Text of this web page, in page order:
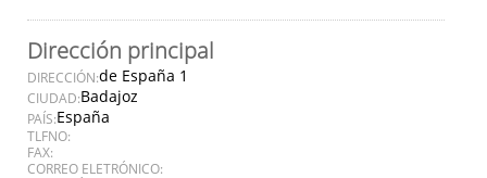
Dirección principal
DIRECCIÓN:de España 1
CIUDAD:Badajoz
PAÍS:España
TLFNO:
FAX:
CORREO ELETRÓNICO: